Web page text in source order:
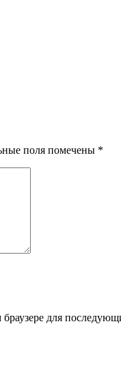
поля помечены *
для